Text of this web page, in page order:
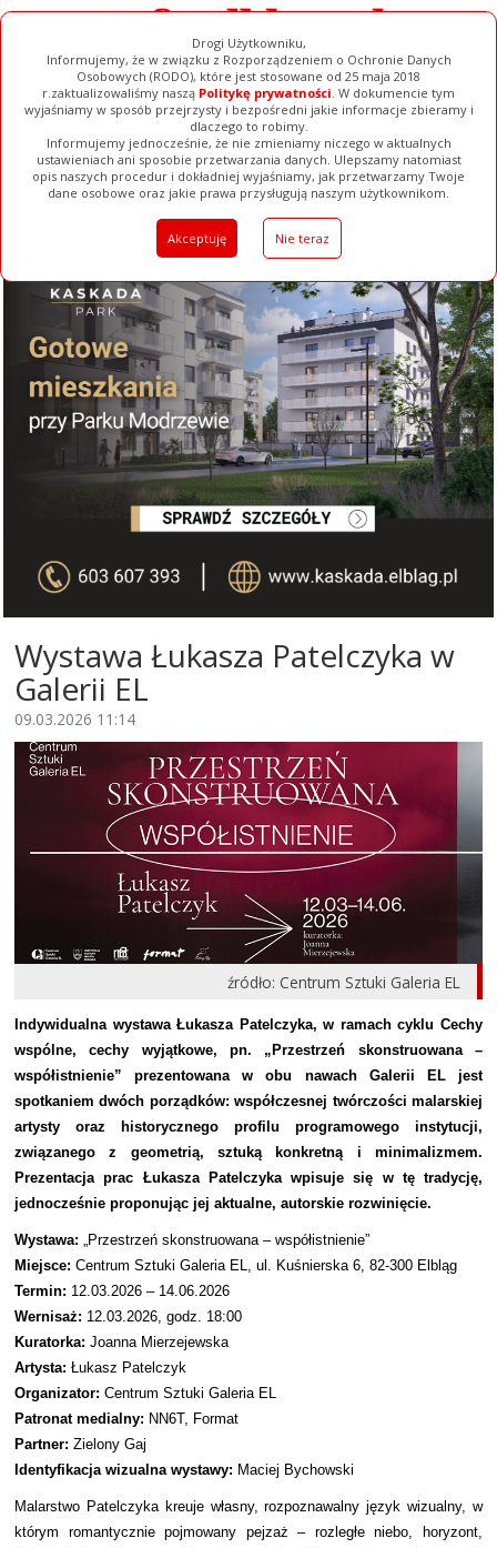
Drogi Użytkowniku,
Informujemy, że w związku z Rozporządzeniem o Ochronie Danych
Osobowych (RODO), które jest stosowane od 25 maja 2018
r.zaktualizowaliśmy naszą Politykę prywatności. W dokumencie tym
wyjaśniamy w sposób przejrzysty i bezpośredni jakie informacje zbieramy i
dlaczego to robimy.
Informujemy jednocześnie, że nie zmieniamy niczego w aktualnych
ustawieniach ani sposobie przetwarzania danych. Ulepszamy natomiast
opis naszych procedur i dokładniej wyjaśniamy, jak przetwarzamy Twoje
dane osobowe oraz jakie prawa przysługują naszym użytkownikom.
Akceptuję Nie teraz
Ogłoszenia Filmy Galerie Baza Firm Pełna Wersja
Wystawa Łukasza Patelczyka w
Galerii EL
09.03.2026 11:14
źródło: Centrum Sztuki Galeria EL
Indywidualna wystawa Łukasza Patelczyka, w ramach cyklu Cechy
wspólne, cechy wyjątkowe, pn. „ Przestrzeń skonstruowana –
współistnienie”
prezentowana w obu nawach Galerii EL jest
spotkaniem dwóch porządków: współczesnej twórczości malarskiej
artysty oraz historycznego profilu programowego instytucji,
związanego z geometrią, sztuką konkretną i minimalizmem.
Prezentacja prac Łukasza Patelczyka wpisuje się w tę tradycję,
jednocześnie proponując jej aktualne, autorskie rozwinięcie.
Wystawa: „Przestrzeń skonstruowana – współistnienie”
Miejsce: Centrum Sztuki Galeria EL, ul. Kuśnierska 6, 82-300 Elbląg
Termin: 12.03.2026 – 14.06.2026
Wernisaż: 12.03.2026, godz. 18:00
Kuratorka: Joanna Mierzejewska
Artysta: Łukasz Patelczyk
Organizator: Centrum Sztuki Galeria EL
Patronat medialny: NN6T, Format
Partner: Zielony Gaj
Identyfikacja wizualna wystawy: Maciej Bychowski
Malarstwo Patelczyka kreuje własny, rozpoznawalny język wizualny, w
którym romantycznie pojmowany pejzaż – rozległe niebo, horyzont,